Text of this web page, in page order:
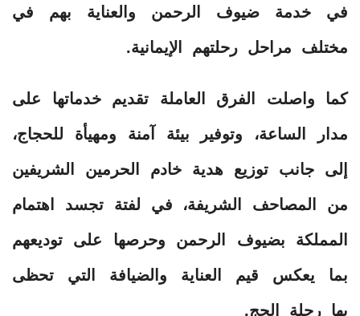
في خدمة ضيوف الرحمن والعناية بهم في
مختلف مراحل رحلتهم الإيمانية.
كما واصلت الفرق العاملة تقديم خدماتها على
مدار الساعة، وتوفير بيئة آمنة ومهيأة للحجاج،
إلى جانب توزيع هدية خادم الحرمين الشريفين
من المصاحف الشريفة، في لفتة تجسد اهتمام
المملكة بضيوف الرحمن وحرصها على توديعهم
بما يعكس قيم العناية والضيافة التي تحظى
بها رحلة الحج.